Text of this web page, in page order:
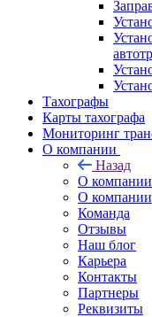
Тахографы
Карты тахографа
Мониторинг
О компании
Назад
О компании
О компании
Команда
Отзывы
Наш блог
Карьера
Контакты
Партнеры
Реквизиты